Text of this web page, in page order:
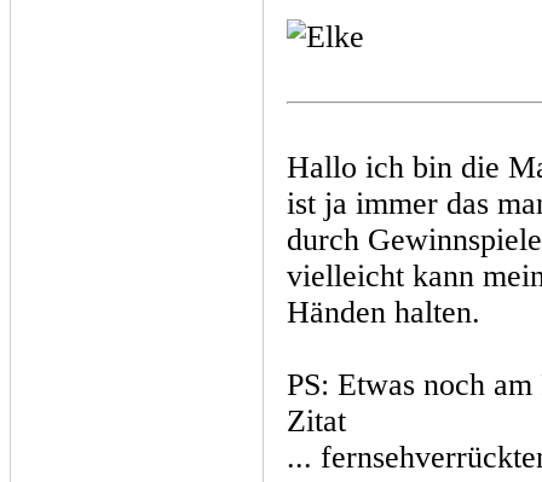
Hallo ich bin die
ist ja immer das
durch
vielleicht kann
Händen halten.
PS: Etwas noch
Zitat
...